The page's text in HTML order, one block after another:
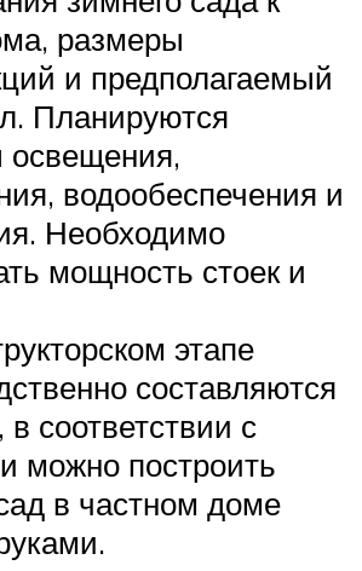
размеры
и предполагаемый
Планируются
освещения,
водообеспечения и
Необходимо
мощность стоек и
этапе
составляются
в соответствии с
можно построить
в частном доме